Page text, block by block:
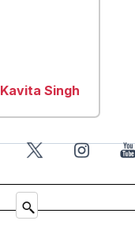
Kavita Singh